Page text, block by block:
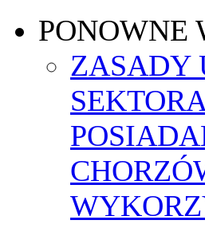
PONOWNE
ZASADY